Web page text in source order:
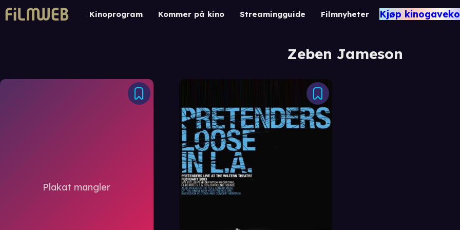
Kinoprogram Kommer på kino Streamingguide Filmnyheter Kjøp
Zeben Jameson